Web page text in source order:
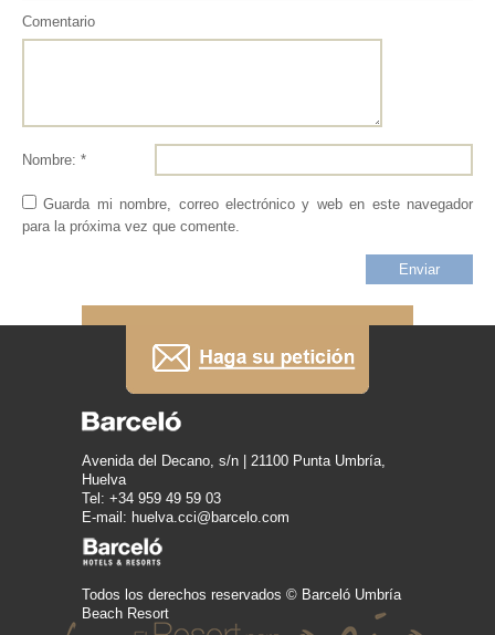
Comentario
Nombre: *
Guarda mi nombre, correo electrónico y web en este navegador
para la próxima vez que comente.
Avenida del Decano, s/n | 21100 Punta Umbría,
Huelva
Tel: +34 959 49 59 03
E-mail: huelva.cci@barcelo.com
Todos los derechos reservados © Barceló Umbría
Beach Resort